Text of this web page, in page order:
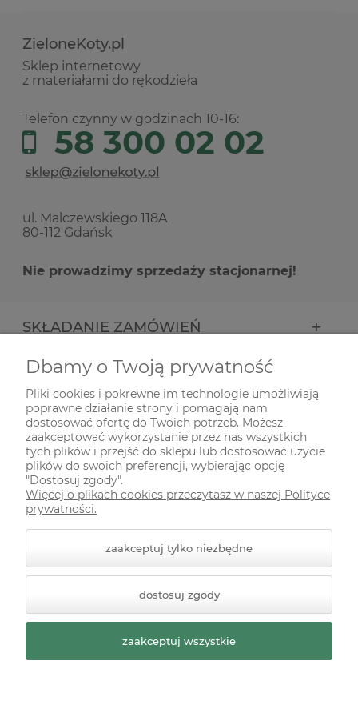
ZieloneKoty.pl
Sklep internetowy
z materiałami do rękodzieła
Telefon czynny w godzinach 10-16:
58 300 02 02
ul. Malczewskiego 118A
80-112 Gdańsk
Nie prowadzimy sprzedaży stacjonarnej!
SKŁADANIE ZAMÓWIEŃ
INFORMACJE
ODWIEDŹ NAS NA
Styl graficzny ShopGadget.pl
Sklep internetowy Shoper
Premium
Dbamy o Twoją prywatność
Pliki cookies i pokrewne im technologie umożliwiają
poprawne działanie strony i pomagają nam
dostosować ofertę do Twoich potrzeb. Możesz
zaakceptować wykorzystanie przez nas wszystkich
tych plików i przejść do sklepu lub dostosować użycie
plików do swoich preferencji, wybierając opcję
"Dostosuj zgody".
Więcej o plikach cookies przeczytasz w naszej Polityce
prywatności.
zaakceptuj tylko niezbędne
dostosuj zgody
zaakceptuj wszystkie